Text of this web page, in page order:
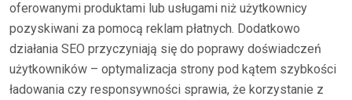
oferowanymi produktami lub usługami niż użytkownicy
pozyskiwani za pomocą reklam płatnych. Dodatkowo
działania SEO przyczyniają się do poprawy doświadczeń
użytkowników – optymalizacja strony pod kątem szybkości
ładowania czy responsywności sprawia, że korzystanie z